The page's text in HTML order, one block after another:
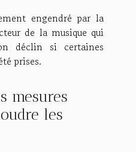
engendré par la
de la musique qui
déclin si certaines
prises.
mesures
les